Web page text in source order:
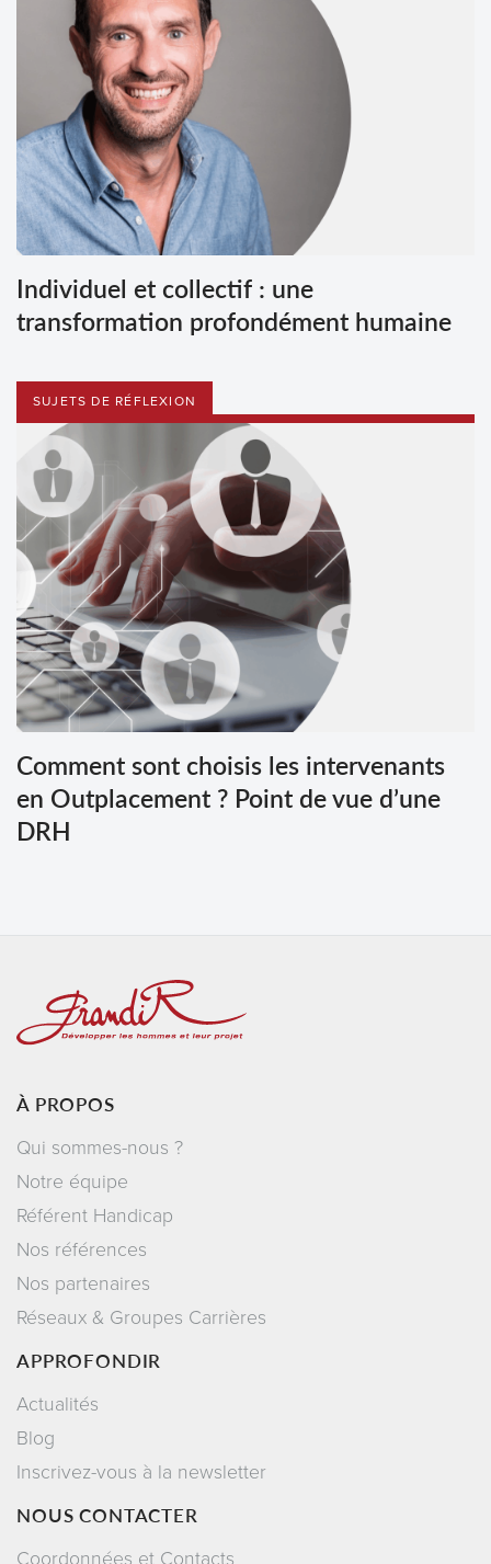
Individuel et collectif : une
transformation profondément humaine
SUJETS DE RÉFLEXION
Comment sont choisis les intervenants
en Outplacement ? Point de vue d’une
DRH
À PROPOS
Qui sommes-nous ?
Notre équipe
Référent Handicap
Nos références
Nos partenaires
Réseaux & Groupes Carrières
APPROFONDIR
Actualités
Blog
Inscrivez-vous à la newsletter
NOUS CONTACTER
Coordonnées et Contacts